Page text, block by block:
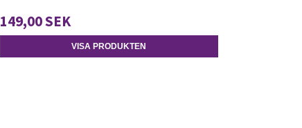
149,00 SEK
VISA PRODUKTEN